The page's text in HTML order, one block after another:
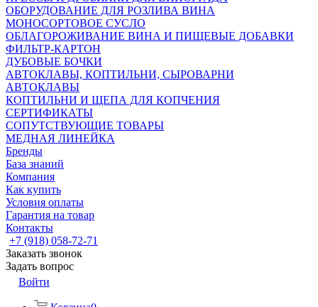
ОБОРУДОВАНИЕ ДЛЯ РОЗЛИВА ВИНА
МОНОСОРТОВОЕ СУСЛО
ОБЛАГОРОЖИВАНИЕ ВИНА И ПИЩЕВЫЕ ДОБАВКИ
ФИЛЬТР-КАРТОН
ДУБОВЫЕ БОЧКИ
АВТОКЛАВЫ, КОПТИЛЬНИ, СЫРОВАРНИ
АВТОКЛАВЫ
КОПТИЛЬНИ И ЩЕПА ДЛЯ КОПЧЕНИЯ
СЕРТИФИКАТЫ
СОПУТСТВУЮЩИЕ ТОВАРЫ
МЕДНАЯ ЛИНЕЙКА
Бренды
База знаний
Компания
Как купить
Условия оплаты
Гарантия на товар
Контакты
+7 (918) 058-72-71
Заказать звонок
Задать вопрос
Войти